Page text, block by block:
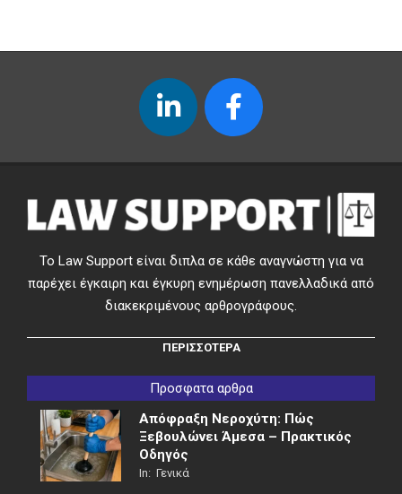
Το Law Support είναι διπλα σε κάθε αναγνώστη για να
παρέχει έγκαιρη και έγκυρη ενημέρωση πανελλαδικά από
διακεκριμένους αρθρογράφους.
ΠΕΡΙΣΣΟΤΕΡΑ
Προσφατα αρθρα
Απόφραξη Νεροχύτη: Πώς
Ξεβουλώνει Άμεσα – Πρακτικός
Οδηγός
In: Γενικά